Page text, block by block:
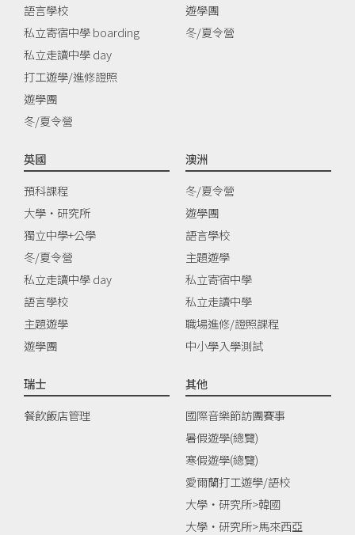
語言學校
私立寄宿中學 boarding
私立走讀中學 day
打工遊學/進修證照
遊學團
冬/夏令營
遊學團
冬/夏令營
英國
預科課程
大學‧研究所
獨立中學+公學
冬/夏令營
私立走讀中學 day
語言學校
主題遊學
遊學團
澳洲
冬/夏令營
遊學團
語言學校
主題遊學
私立寄宿中學
私立走讀中學
職場進修/證照課程
中小學入學測試
瑞士
餐飲飯店管理
其他
國際音樂節訪團賽事
暑假遊學(總覽)
寒假遊學(總覽)
愛爾蘭打工遊學/語校
大學‧研究所>韓國
大學‧研究所>馬來西亞